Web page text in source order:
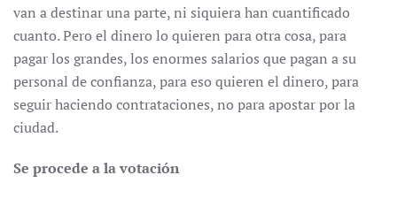
van a destinar una parte, ni siquiera han cuantificado
cuanto. Pero el dinero lo quieren para otra cosa, para
pagar los grandes, los enormes salarios que pagan a su
personal de confianza, para eso quieren el dinero, para
seguir haciendo contrataciones, no para apostar por la
ciudad.
Se procede a la votación